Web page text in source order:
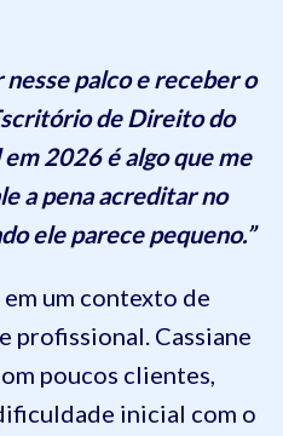
palco e receber o
de Direito do
2026 é algo que me
a pena acreditar no
ele parece pequeno.”
um contexto de
profissional. Cassiane
poucos clientes,
inicial com o